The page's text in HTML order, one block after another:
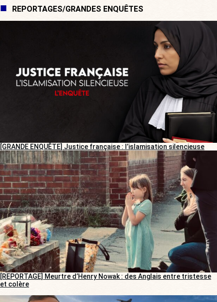
REPORTAGES/GRANDES ENQUÊTES
[GRANDE ENQUÊTE] Justice française : l’islamisation silencieuse
[REPORTAGE] Meurtre d’Henry Nowak : des Anglais entre tristesse
et colère